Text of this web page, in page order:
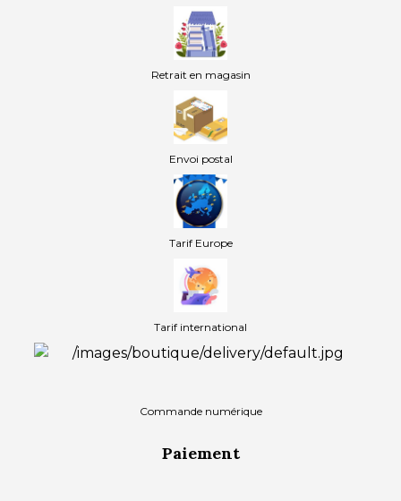
Retrait en magasin
Envoi postal
Tarif Europe
Tarif international
Commande numérique
Paiement